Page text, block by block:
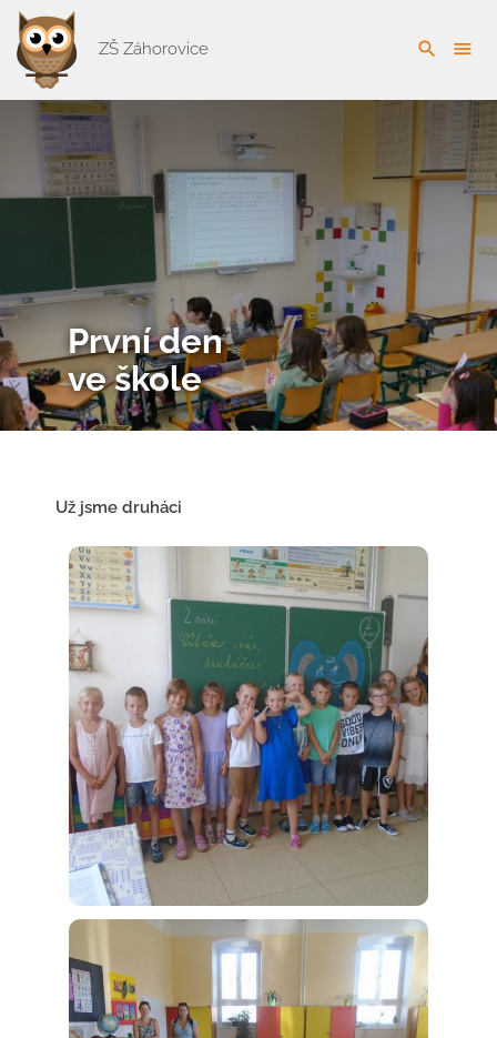
ZŠ Záhorovice search menu
První den
ve škole
Už jsme druháci